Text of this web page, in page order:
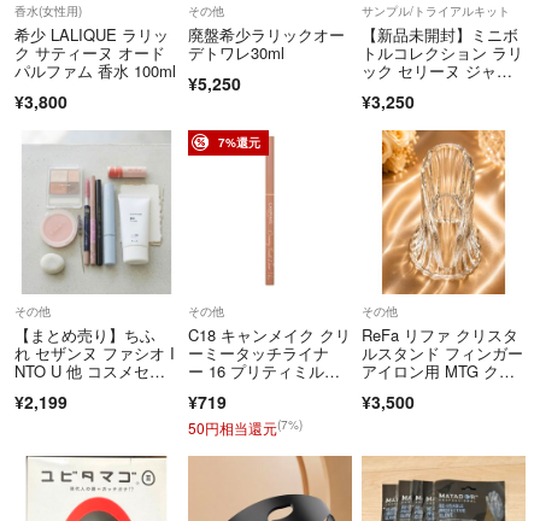
澱は香水の中で浮遊したり沈殿したりします。
これらは異物として嫌われますが、天然香料のエッセンスをなるべく多
く配合しようとすると澱は発生しやすく、澱を抑えすぎると、せっかく
の天然成分のおいしい部分、パワーのある部分を過剰に除去してしまう
澱は身体に害をなすものではありません。
。喫煙、ペット無し。細かなキズや汚れの見落としがあるかも知れない
ので、写真でよくご確認のうえ、気になる事かあれば、ご購入前にコメ
ントお願いします。ご購入後には対応出来ません。最後までご覧いただ
きありがとうございました。(^^)
香水(女性用)
希少 LALIQUE ラリッ
ク サティーヌ オード
パルファム 香水 100ml
¥3,800
その他
廃盤希少ラリックオー
デトワレ30ml
¥5,250
サンプル/トライアルキット
【新品未開封】ミニボ
トルコレクション ラリ
ック セリーヌ ジャン
¥3,250
その他
【まとめ売り】ちふ
れ セザンヌ ファシオ I
NTO U 他 コスメセッ
¥2,199
7%還元
その他
C18 キャンメイク クリ
ーミータッチライナ
ー 16 プリティミルク
¥719
50円相当還元(7%)
その他
ReFa リファ クリスタ
ルスタンド フィンガー
アイロン用 MTG クリ
¥3,500